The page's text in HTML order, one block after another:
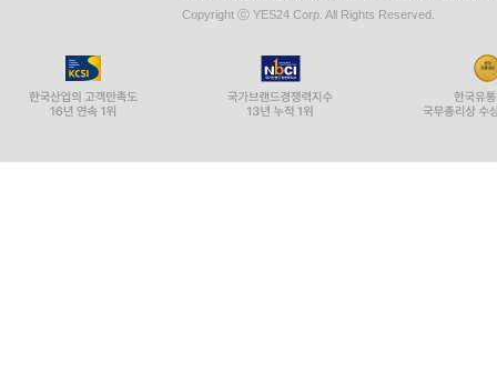
Copyright ⓒ YES24 Corp. All Rights Reserved.